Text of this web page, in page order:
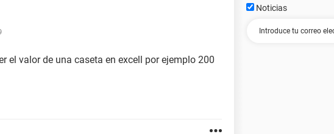
el valor de una caseta en excell por ejemplo 200
Noticias